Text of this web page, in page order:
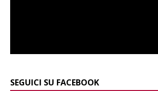
SEGUICI SU FACEBOOK